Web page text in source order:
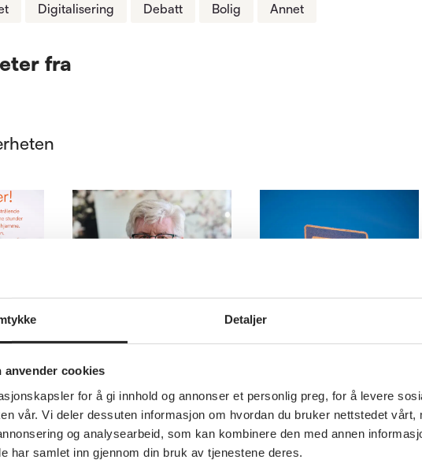
Detaljer
anvender cookies
for å gi innhold og annonser et personlig preg, for å levere
vår. Vi deler dessuten informasjon om hvordan du bruker nettstedet vårt,
og analysearbeid, som kan kombinere den med annen
har samlet inn gjennom din bruk av tjenestene deres.
Digitalisering Debatt Bolig Annet
fra
til
her.
Gjennomslag: –
Historisk løft for
minstepensjonister
Da de rød-grønne
partiene på stortinget
forhandlet om revidert
Annet
Busstur til
Bussturen til Oslo og
omvisning på Slottet ble
veldig fort fulltegna. Det
er bare å beklage!! 😢